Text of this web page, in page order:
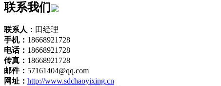
联系我们
联系人： 田经理
手机： 18668921728
电话： 18668921728
传真： 18668921728
邮件： 57161404@qq.com
网址： http://www.sdchaoyixing.cn